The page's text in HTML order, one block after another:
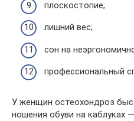
плоскостопие;
лишний вес;
сон на
профессиональный
У женщин остеохондроз
ношения обуви на каблуках